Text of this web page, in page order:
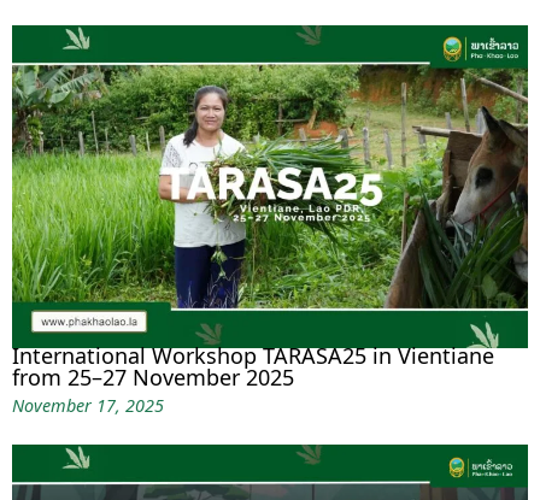
International Workshop TARASA25 in Vientiane
from 25–27 November 2025
November 17, 2025